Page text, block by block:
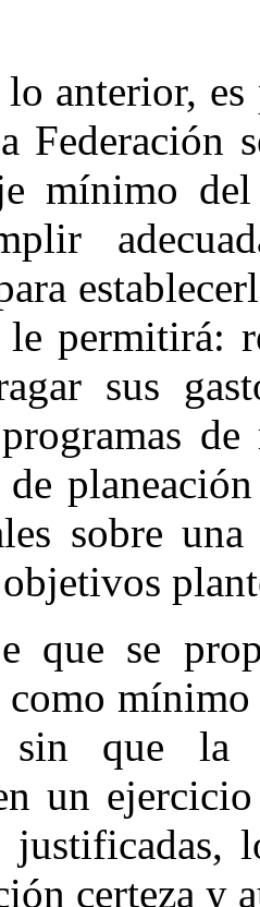
lo anterior,
Federación
mínimo
le permitirá:
sus
planeación
sobre
que se
mínimo
sin que la
un
justificadas,
certeza y